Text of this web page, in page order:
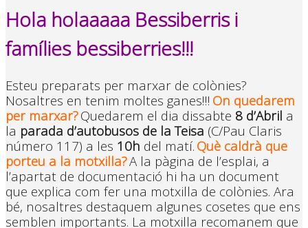
Hola holaaaaa Bessiberris i
famílies bessiberries!!!
Esteu preparats per marxar de colònies?
Nosaltres en tenim moltes ganes!!! On quedarem
per marxar?Quedarem el dia dissabte 8 d’Abril a
la parada d’autobusos de la Teisa (C/Pau Claris
número 117) a les 10h del matí. Què caldrà que
porteu a la motxilla?A la pàgina de l’esplai, a
l’apartat de documentació hi ha un document
que explica com fer una motxilla de colònies. Ara
bé, nosaltres destaquem algunes cosetes que ens
semblen importants. La motxilla recomanem que